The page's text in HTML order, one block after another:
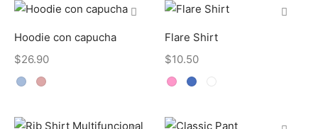
Hoodie con capucha
$26.90
Flare Shirt
$10.50